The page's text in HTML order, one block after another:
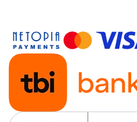
Roti de lustruit
Standuri pentru ferăstraie cu
bandă
Standuri pentru mașini de găurit
frezat
Standuri pentru mașini de șlefuit